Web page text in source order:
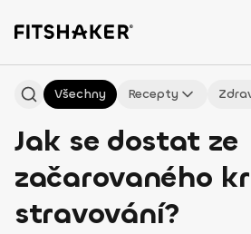
Všechny Recepty
Jak se dostat ze
začarovaného
stravování?